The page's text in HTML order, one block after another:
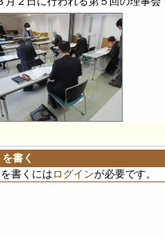
書く
書くには ログインが必要です。